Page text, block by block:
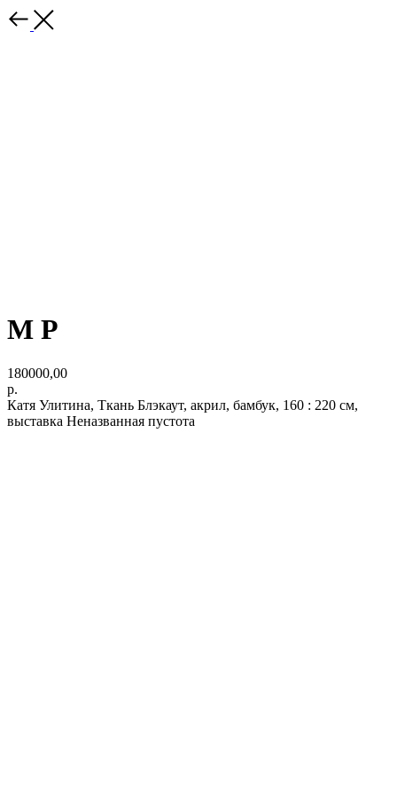
М Р
180000,00
р.
Катя Улитина, Ткань Блэкаут, акрил, бамбук, 160 : 220 см,
выставка Неназванная пустота